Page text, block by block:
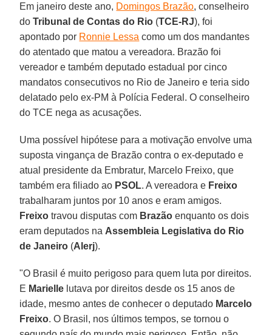
Em janeiro deste ano, Domingos Brazão, conselheiro
doTribunal de Contas do Rio (TCE-RJ), foi
apontado por Ronnie Lessa como um dos mandantes
do atentado que matou a vereadora. Brazão foi
vereador e também deputado estadual por cinco
mandatos consecutivos no Rio de Janeiro e teria sido
delatado pelo ex-PM à Polícia Federal. O conselheiro
do TCE nega as acusações.
Uma possível hipótese para a motivação envolve uma
suposta vingança de Brazão contra o ex-deputado e
atual presidente da Embratur, Marcelo Freixo, que
também era filiado ao PSOL. A vereadora e Freixo
trabalharam juntos por 10 anos e eram amigos.
Freixo travou disputas com Brazão enquanto os dois
eram deputados na Assembleia Legislativa do Rio
de Janeiro (Alerj).
"O Brasil é muito perigoso para quem luta por direitos.
E Marielle lutava por direitos desde os 15 anos de
idade, mesmo antes de conhecer o deputado Marcelo
Freixo. O Brasil, nos últimos tempos, se tornou o